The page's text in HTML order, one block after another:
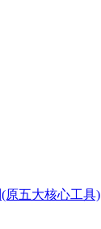
原五大核心工具)